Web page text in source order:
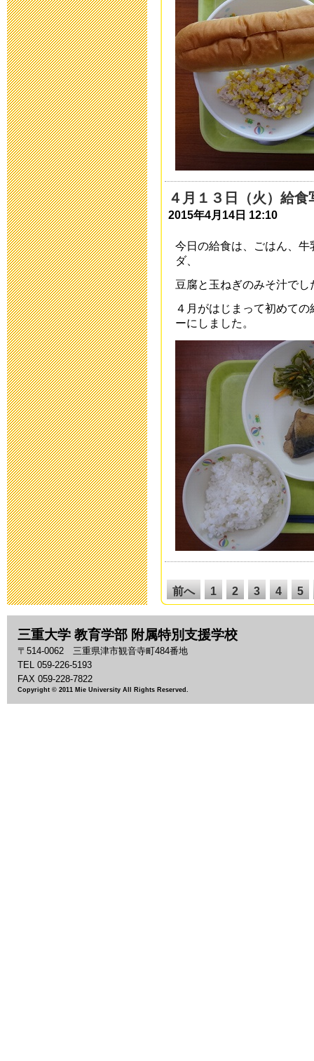
2017年12月13日
「第３１回
した
2017年6月 1日
中庭改修工
2016年9月 7日
平成２９年度
2016年7月21日
中庭改修工事
2016年7月19日
平成27年度
開します
2016年5月10日
平成２８年度
2016年5月 9日
避難訓練
2016年3月 1日
第30回公開研
た
2016年2月27日
小学部 進路
2016年2月 2日
４月１３日（火）給食
2015年4月14日 12:10
今日の給食は、ごはん、
ダ、
豆腐と玉ねぎのみそ汁でし
４月がはじまって初めて
ーにしました。
前へ 1 2 3 4
5
26
27 28
38
62
三重大学 教育学部 附属特別支援学校
〒514-0062 三重県津市観音寺町484番地
TEL 059-226-5193
FAX 059-228-7822
Copyright © 2011 Mie University All Rights Reserved.